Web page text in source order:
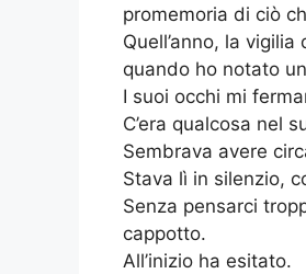
promemoria di ciò
Quell’anno, la
quando ho notato
I suoi occhi mi
C’era qualcosa nel
Sembrava avere
Stava lì in silenzio,
Senza pensarci
cappotto.
All’inizio ha esitato.